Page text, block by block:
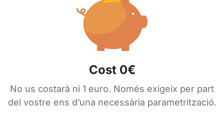
Cost 0€
No us costarà ni 1 euro. Només exigeix per part
del vostre ens d’una necessària parametrització.